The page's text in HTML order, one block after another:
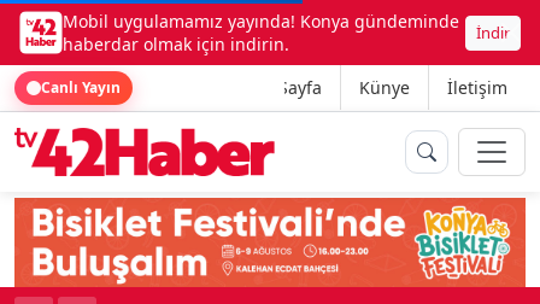
Mobil uygulamamız yayında! Konya gündeminde
haberdar olmak için indirin.
İndir
Canlı Yayın Ana Sayfa Künye İletişim